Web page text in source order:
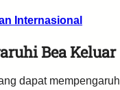
Internasional
Bea Keluar
dapat